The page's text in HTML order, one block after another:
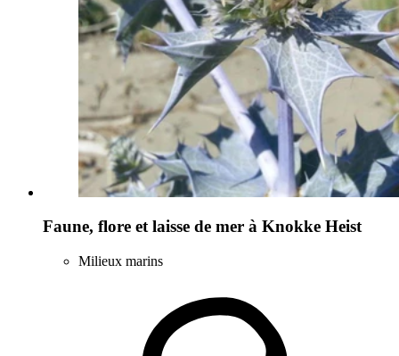
Faune, flore et laisse de mer à Knokke Heist
Milieux marins